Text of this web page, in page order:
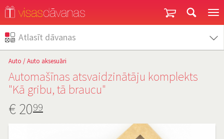
Atlasīt dāvanas
Auto /Auto aksesuāri
Automašīnas atsvaidzinātāju komplekts
"Kā gribu, tā braucu"
€2099